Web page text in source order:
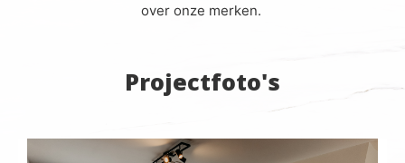
over onze merken.
Projectfoto's